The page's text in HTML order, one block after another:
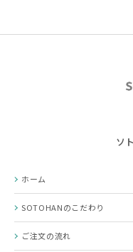
ソ
ホーム
SOTOHANのこだわり
ご注文の流れ